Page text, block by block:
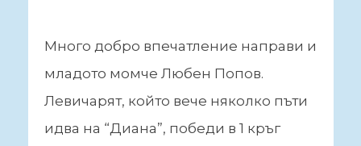
Много добро впечатление направи и
младото момче Любен Попов.
Левичарят, който вече няколко пъти
идва на “Диана”, победи в 1 кръг